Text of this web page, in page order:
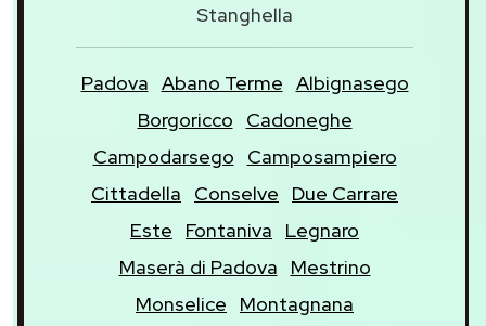
Stanghella
Padova Abano Terme Albignasego
Borgoricco
Cadoneghe
Campodarsego
Camposampiero
Cittadella
Conselve
Due Carrare
Este
Fontaniva
Legnaro
Maserà di Padova
Mestrino
Monselice
Montagnana